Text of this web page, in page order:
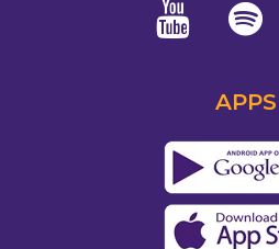
APPS